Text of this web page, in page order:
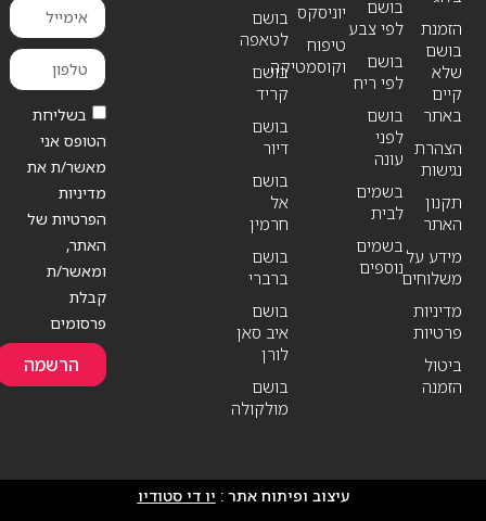
הזמנת
בושם
שלא
קיים
באתר
הצהרת
נגישות
תקנון
האתר
מידע על
משלוחים
מדיניות
פרטיות
ביטול
הזמנה
יוניסקס
טיפוח
וקוסמטיקה
בושם
לפי צבע
בושם
לפי ריח
בושם
לפני
עונה
בשמים
לבית
בשמים
נוספים
בושם
לטאפה
בושם
קריד
בושם
דיור
בושם
אל
חרמין
בושם
ברברי
בושם
איב סאן
לורן
בושם
מולקולה
בשליחת
הטופס אני
מאשר/ת את
מדיניות
הפרטיות של
האתר,
ומאשר/ת
קבלת
פרסומים
הרשמה
עיצוב ופיתוח אתר : יו די סטודיו